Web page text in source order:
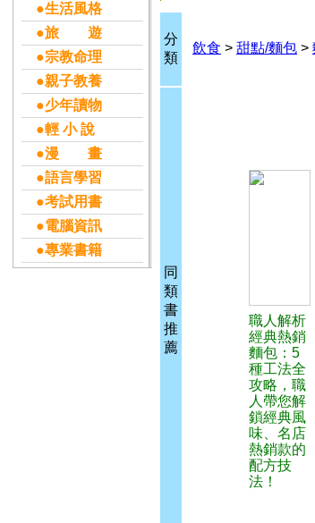
●生活風格
●旅 遊
●宗教命理
●親子教養
●少年讀物
●輕 小 說
●漫 畫
●語言學習
●考試用書
●電腦資訊
●專業書籍
分
類
飲食 > 甜點/麵包 >
同
類
書
推
薦
職人解析
經典熱銷
麵包：5
種工法全
攻略，職
人帶您解
鎖經典風
味、名店
熱銷款的
配方技
法！